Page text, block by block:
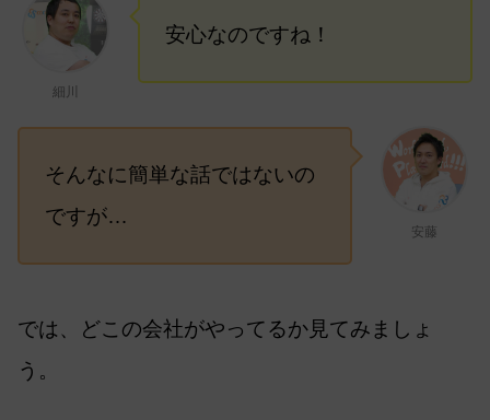
細川
安心なのですね！
安藤
そんなに簡単な話ではないの
ですが…
では、どこの会社がやってるか見てみましょ
う。